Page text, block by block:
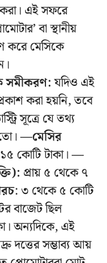
করা। এই সফরে
বা স্থানীয়
করে মেসিকে
সমীকরণ:যদিও এই
করা হয়নি, তবে
সূত্রে যে তথ্য
—মেসির
কোটি টাকা।—
প্রায় ৫ থেকে ৭
: ৩ থেকে ৫ কোটি
বাজেট ছিল
অন্যদিকে, এই
দত্তের সম্ভাব্য আয়